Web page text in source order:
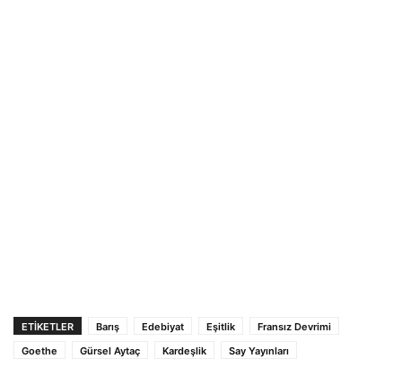
ETIKETLER Barış Edebiyat Eşitlik
Fransız Devrimi
Goethe
Gürsel Aytaç Kardeşlik Say Yayınları